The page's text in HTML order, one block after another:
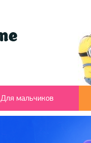
Для мальчиков